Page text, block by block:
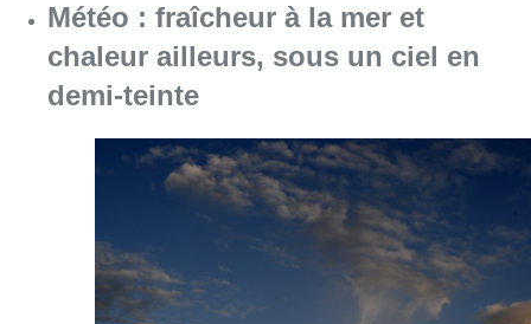
Météo : fraîcheur à la mer et
chaleur ailleurs, sous un ciel en
demi-teinte